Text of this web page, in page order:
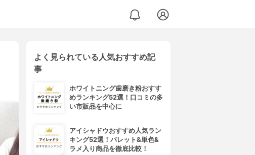
よく見られている人気おすすめ記
事
ホワイトニング歯磨き粉おすす
めランキング52選！口コミの多
い市販品を中心に
アイシャドウおすすめ人気ラン
キング52選！パレット&単色&
ラメ入り商品を徹底比較！